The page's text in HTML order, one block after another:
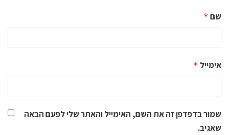
שם *
אימייל *
שמור בדפדפן זה את השם, האימייל והאתר שלי לפעם הבאה
שאגיב.